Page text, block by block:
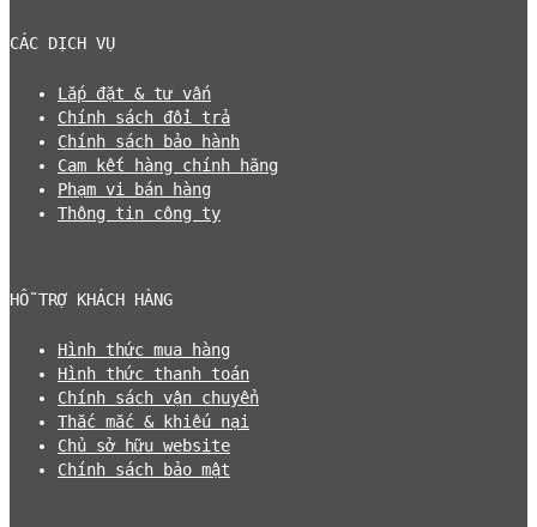
CÁC DỊCH VỤ
Lắp đặt & tư vấn
Chính sách đổi trả
Chính sách bảo hành
Cam kết hàng chính hãng
Phạm vi bán hàng
Thông tin công ty
HỖ TRỢ KHÁCH HÀNG
Hình thức mua hàng
Hình thức thanh toán
Chính sách vận chuyển
Thắc mắc & khiếu nại
Chủ sở hữu website
Chính sách bảo mật